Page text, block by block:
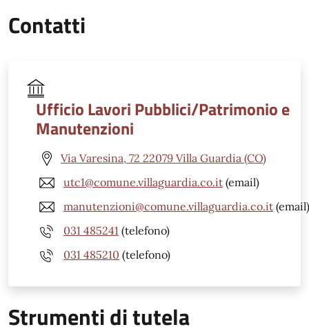
Contatti
Ufficio Lavori Pubblici/Patrimonio e
Manutenzioni
Via Varesina, 72 22079 Villa Guardia (CO)
utc1@comune.villaguardia.co.it (email)
manutenzioni@comune.villaguardia.co.it (email)
031 485241 (telefono)
031 485210 (telefono)
Strumenti di tutela